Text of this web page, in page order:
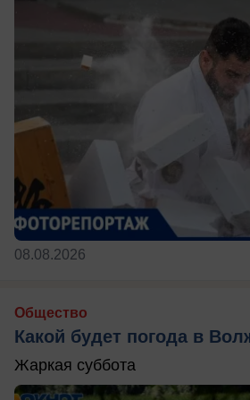
08.08.2026
Общество
Какой будет погода в
Жаркая суббота